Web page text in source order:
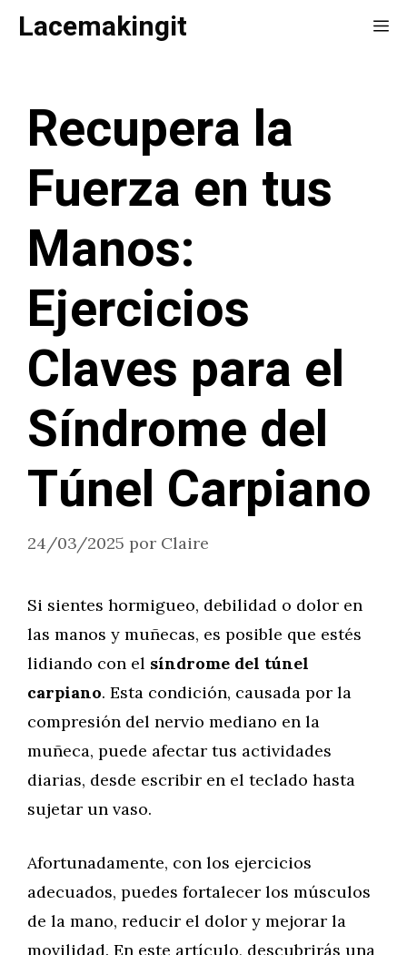
SaltarLacemakingit
Recupera la
Fuerza en tus
Manos:
Ejercicios
Claves para el
Síndrome del
Túnel Carpiano
24/03/2025 por Claire
Si sientes hormigueo, debilidad o dolor en
las manos y muñecas, es posible que estés
lidiando con el síndrome del túnel
carpiano. Esta condición, causada por la
compresión del nervio mediano en la
muñeca, puede afectar tus actividades
diarias, desde escribir en el teclado hasta
sujetar un vaso.
Afortunadamente, con los ejercicios
adecuados, puedes fortalecer los músculos
de la mano, reducir el dolor y mejorar la
movilidad. En este artículo, descubrirás una